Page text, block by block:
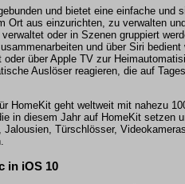
und bietet eine einfache und
Ort aus einzurichten, zu verwalten
oder in Szenen gruppiert
und über Siri bedient
über Apple TV zur
Auslöser reagieren, die auf
HomeKit geht weltweit mit nahezu
in diesem Jahr auf HomeKit setzen
Türschlösser,
in iOS 10